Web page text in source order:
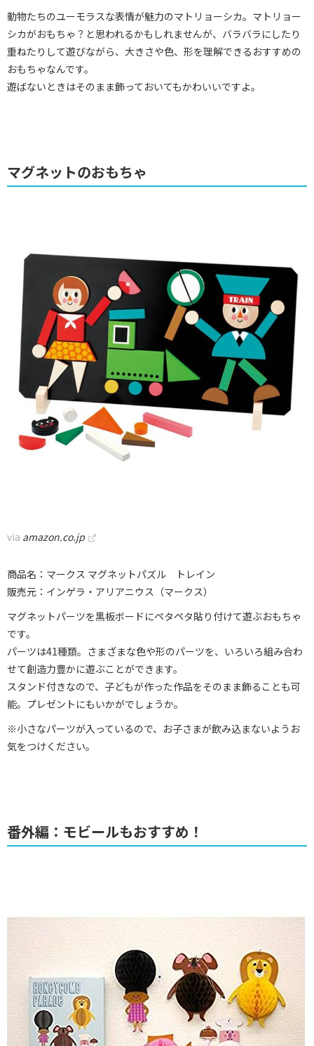
動物たちのユーモラスな表情が魅力のマトリョーシカ。マトリョー
シカがおもちゃ？と思われるかもしれませんが、バラバラにしたり
重ねたりして遊びながら、大きさや色、形を理解できるおすすめの
おもちゃなんです。
遊ばないときはそのまま飾っておいてもかわいいですよ。
マグネットのおもちゃ
via amazon.co.jp
商品名：マークス マグネットパズル トレイン
販売元：インゲラ・アリアニウス（マークス）
マグネットパーツを黒板ボードにペタペタ貼り付けて遊ぶおもちゃ
です。
パーツは41種類。さまざまな色や形のパーツを、いろいろ組み合わ
せて創造力豊かに遊ぶことができます。
スタンド付きなので、子どもが作った作品をそのまま飾ることも可
能。プレゼントにもいかがでしょうか。
※小さなパーツが入っているので、お子さまが飲み込まないようお
気をつけください。
番外編：モビールもおすすめ！